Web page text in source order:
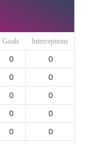
Goals Interceptions
0
0
0
0
0
0
0
0
0
0